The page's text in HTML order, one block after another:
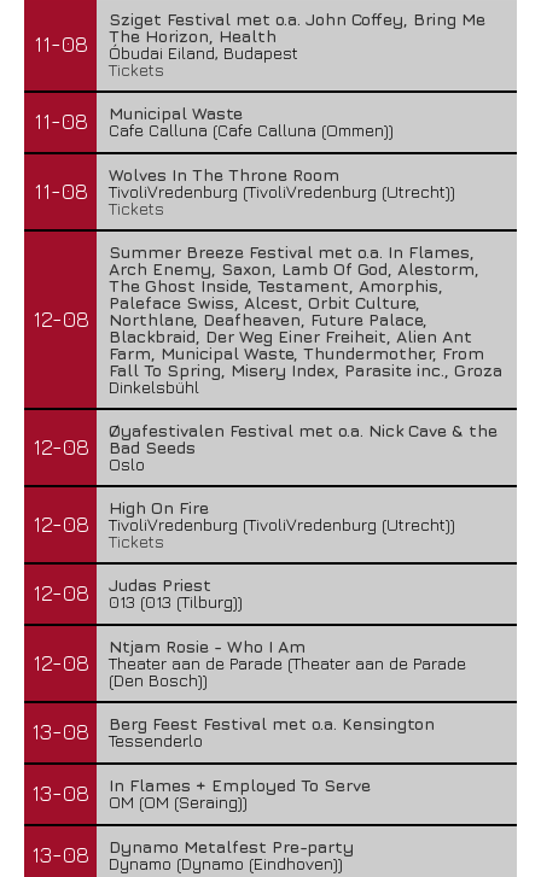
11-08
Sziget Festival met o.a. John Coffey, Bring Me
The Horizon, Health
Óbudai Eiland, Budapest
Tickets
11-08
Municipal Waste
Cafe Calluna (Cafe Calluna (Ommen))
11-08
Wolves In The Throne Room
TivoliVredenburg (TivoliVredenburg (Utrecht))
Tickets
12-08
Summer Breeze Festival met o.a. In Flames,
Arch Enemy, Saxon, Lamb Of God, Alestorm,
The Ghost Inside, Testament, Amorphis,
Paleface Swiss, Alcest, Orbit Culture,
Northlane, Deafheaven, Future Palace,
Blackbraid, Der Weg Einer Freiheit, Alien Ant
Farm, Municipal Waste, Thundermother, From
Fall To Spring, Misery Index, Parasite inc., Groza
Dinkelsbühl
12-08
Øyafestivalen Festival met o.a. Nick Cave & the
Bad Seeds
Oslo
12-08
High On Fire
TivoliVredenburg (TivoliVredenburg (Utrecht))
Tickets
12-08
Judas Priest
013 (013 (Tilburg))
12-08
Ntjam Rosie - Who I Am
Theater aan de Parade (Theater aan de Parade
(Den Bosch))
13-08
Berg Feest Festival met o.a. Kensington
Tessenderlo
13-08
In Flames + Employed To Serve
OM (OM (Seraing))
13-08
Dynamo Metalfest Pre-party
Dynamo (Dynamo (Eindhoven))